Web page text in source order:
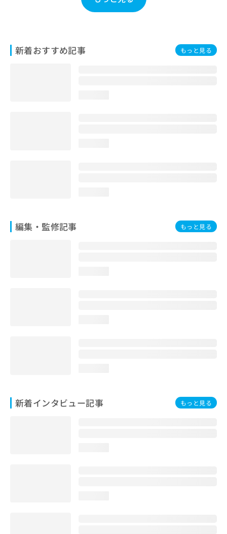
新着おすすめ記事 もっと見る
編集・監修記事 もっと見る
新着インタビュー記事 もっと見る
わ
せ